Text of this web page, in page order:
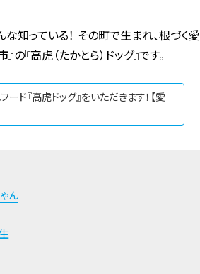
っている！ その町で生まれ、根づく愛
『高虎（たかとら）ドッグ』です。
ド『高虎ドッグ』をいただきます！【愛
ん